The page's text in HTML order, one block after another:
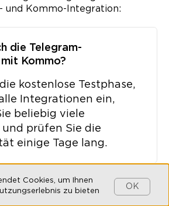
und Kommo-Integration:
die Telegram-
Kommo?
kostenlose Testphase,
Integrationen ein,
beliebig viele
prüfen Sie die
einige Tage lang.
Telegram-Nummern
Cookies, um Ihnen
zu bieten
OK